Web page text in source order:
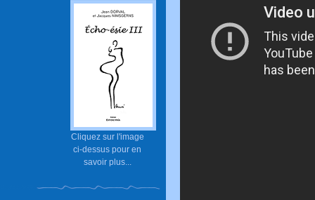
Cliquez sur l'image
ci-dessus pour en
savoir plus...